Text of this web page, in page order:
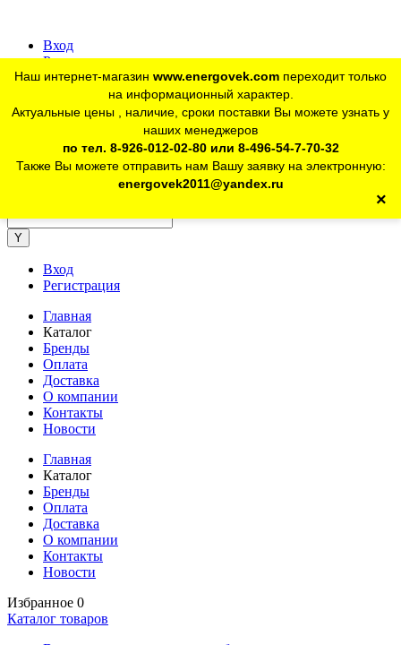
Вход
Регистрация
Для юр. лиц:+7 (926) 012-02-80
telegram Розничный магазин:+7 (925) 902-46-10
Наш интернет-магазин www.energovek.com переходит только
на информационный характер.
Актуальные цены , наличие, сроки поставки Вы можете узнать у
наших менеджеров
по тел. 8-926-012-02-80 или 8-496-54-7-70-32
Также Вы можете отправить нам Вашу заявку на электронную:
energovek2011@yandex.ru
×
Вход
Регистрация
Главная
Каталог
Бренды
Оплата
Доставка
О компании
Контакты
Новости
Главная
Каталог
Бренды
Оплата
Доставка
О компании
Контакты
Новости
Избранное 0
Каталог товаров